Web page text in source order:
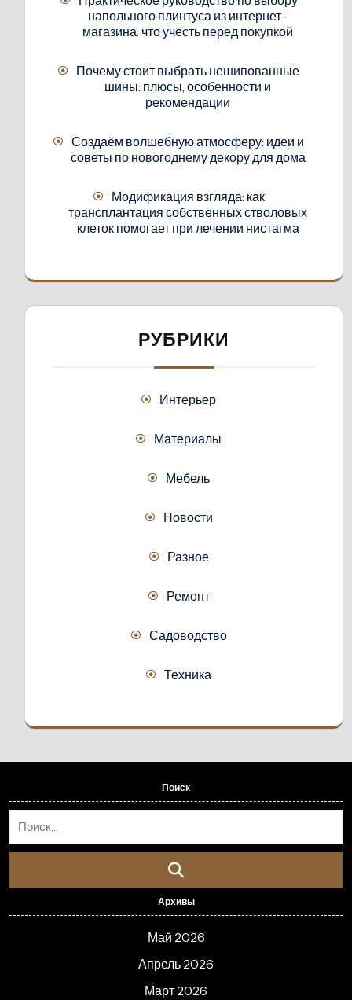
напольного плинтуса из интернет-
магазина: что учесть перед покупкой
Почему стоит выбрать нешипованные
шины: плюсы, особенности и
рекомендации
Создаём волшебную атмосферу: идеи и
советы по новогоднему декору для дома
Модификация взгляда: как
трансплантация собственных стволовых
клеток помогает при лечении нистагма
РУБРИКИ
Интерьер
Материалы
Мебель
Новости
Разное
Ремонт
Садоводство
Техника
Поиск
Архивы
Май 2026
Апрель 2026
Март 2026